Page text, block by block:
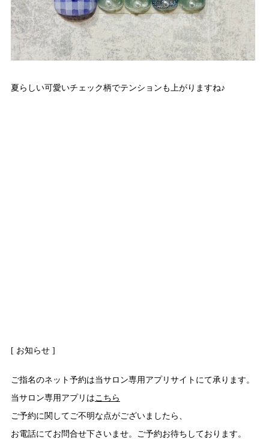
夏らしい可愛いチェック柄でテンションも上がりますね♪
[ お知らせ ]
ご指名のネット予約は当サロン専用アプリサイトにて承ります。
当サロン専用アプリはこちら
ご予約に関してご不明な点がございましたら、
お電話にてお問合せ下さいませ。ご予約お待ちしております。